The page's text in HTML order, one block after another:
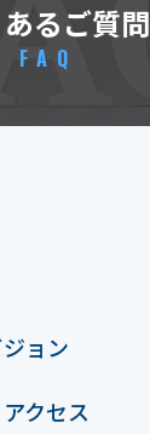
るご質問
FAQ
ョン
クセス